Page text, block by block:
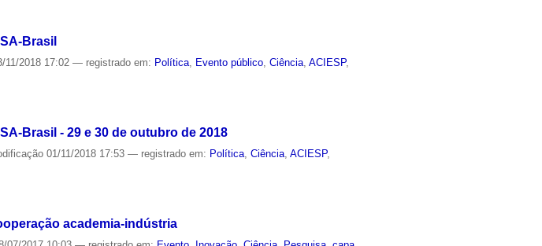
Brasil
11/2018 17:02— registrado em: Política, Evento público,Ciência,ACIESP,
Brasil - 29 e 30 de outubro de 2018
01/11/2018 17:53— registrado em: Política,Ciência,ACIESP,
academia-indústria